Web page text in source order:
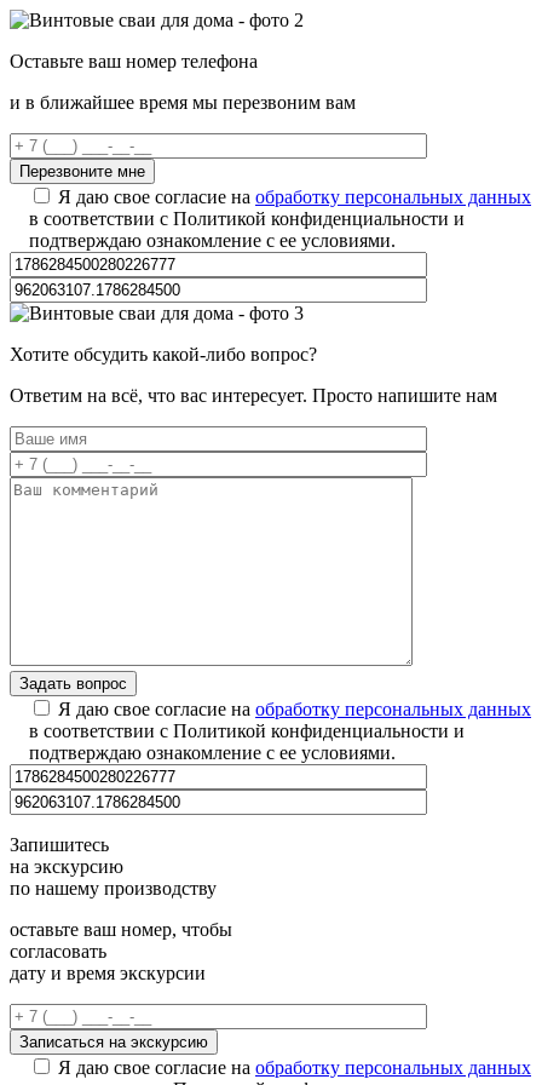
Оставьте ваш номер телефона
и в ближайшее время мы перезвоним вам
Я даю свое согласие на обработку персональных данных
в соответствии с Политикой конфиденциальности и
подтверждаю ознакомление с ее условиями.
Хотите обсудить какой-либо вопрос?
Ответим на всё, что вас интересует. Просто напишите нам
Я даю свое согласие на обработку персональных данных
в соответствии с Политикой конфиденциальности и
подтверждаю ознакомление с ее условиями.
Запишитесь
на экскурсию
по нашему производству
оставьте ваш номер, чтобы
согласовать
дату и время экскурсии
Я даю свое согласие на обработку персональных данных